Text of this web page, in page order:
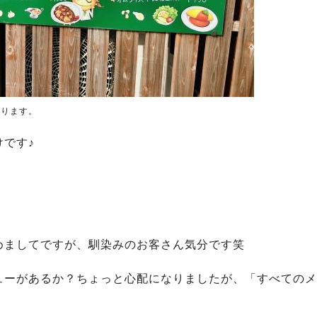
ます。
です♪
してですが、馴染みのお客さん気分です笑
があるか？ちょっと心配になりましたが、「すべての